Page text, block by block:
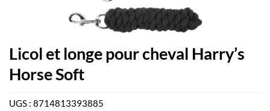
Licol et longe pour cheval Harry’s
Horse Soft
UGS : 8714813393885